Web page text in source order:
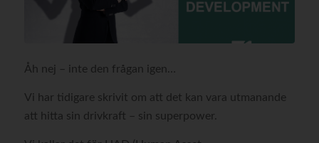
Åh nej – inte den frågan igen…
Vi har tidigare skrivit om att det kan vara utmanande
att hitta sin drivkraft – sin superpower.